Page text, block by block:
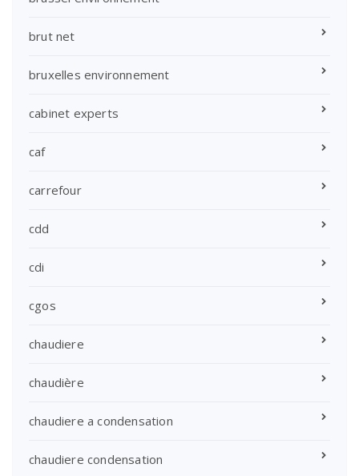
brut net
bruxelles environnement
cabinet experts
caf
carrefour
cdd
cdi
cgos
chaudiere
chaudière
chaudiere a condensation
chaudiere condensation